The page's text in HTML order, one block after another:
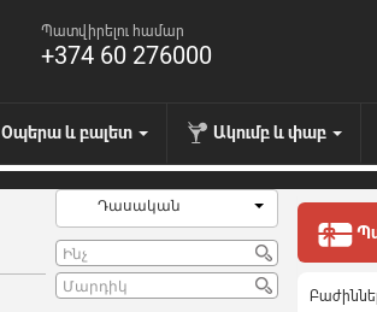
Պատվիրելու համար
+374 60 276000
Օպերա և բալետ Ակումբ և փաբ
Դասական